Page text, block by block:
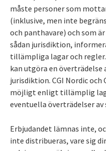
måste personer som
(inklusive, men inte
och panthavare) och som
sådan jurisdiktion,
tillämpliga lagar och
kan utgöra en överträdelse
jurisdiktion. CGI Nordic och
möjligt enligt tillämplig
eventuella överträdelser av
Erbjudandet lämnas inte,
inte distribueras, vare sig